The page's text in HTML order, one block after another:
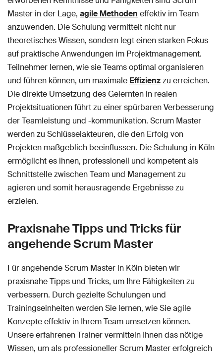
Master in der Lage, agile Methoden effektiv im Team
anzuwenden. Die Schulung vermittelt nicht nur
theoretisches Wissen, sondern legt einen starken Fokus
auf praktische Anwendungen im Projektmanagement.
Teilnehmer lernen, wie sie Teams optimal organisieren
und führen können, um maximale Effizienzzu erreichen.
Die direkte Umsetzung des Gelernten in realen
Projektsituationen führt zu einer spürbaren Verbesserung
der Teamleistung und -kommunikation. Scrum Master
werden zu Schlüsselakteuren, die den Erfolg von
Projekten maßgeblich beeinflussen. Die Schulung in Köln
ermöglicht es ihnen, professionell und kompetent als
Schnittstelle zwischen Team und Management zu
agieren und somit herausragende Ergebnisse zu
erzielen.
Praxisnahe Tipps und Tricks für
angehende Scrum Master
Für angehende Scrum Master in Köln bieten wir
praxisnahe Tipps und Tricks, um Ihre Fähigkeiten zu
verbessern. Durch gezielte Schulungen und
Trainingseinheiten werden Sie lernen, wie Sie agile
Konzepte effektiv in Ihrem Team umsetzen können.
Unsere erfahrenen Trainer vermitteln Ihnen das nötige
Wissen, um als professioneller Scrum Master erfolgreich